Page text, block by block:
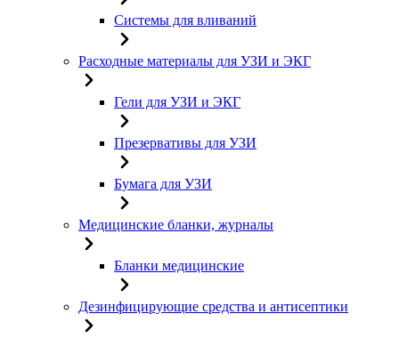
Системы для вливаний
Расходные материалы для УЗИ и ЭКГ
Гели для УЗИ и ЭКГ
Презервативы для УЗИ
Бумага для УЗИ
Медицинские бланки, журналы
Бланки медицинские
Дезинфицирующие средства и антисептики